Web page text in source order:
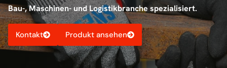
Bau-, Maschinen- und Logistikbranche spezialisiert.
Kontakt Produkt ansehen